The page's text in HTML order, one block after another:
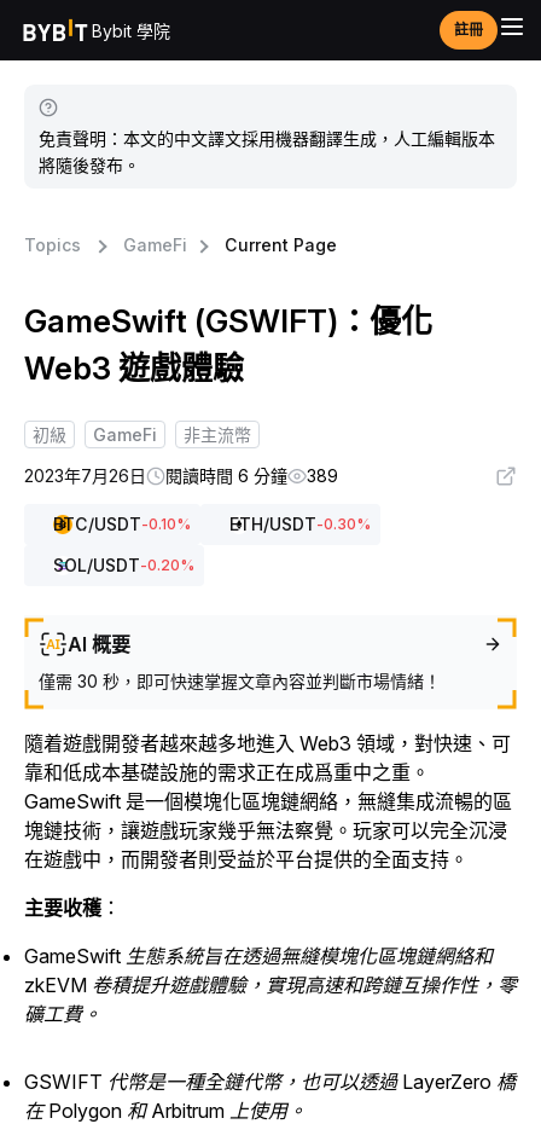
Bybit 學院 註冊
免責聲明：本文的中文譯文採用機器翻譯生成，人工編輯版本
將隨後發布。
Topics GameFi Current Page
GameSwift (GSWIFT)：優化
Web3 遊戲體驗
初級 GameFi
非主流幣
2023年7月26日
閱讀時間 6 分鐘 389
BTC/USDT-0.10% ETH/USDT-0.30%
SOL/USDT-0.20%
AI 概要
僅需 30 秒，即可快速掌握文章內容並判斷市場情緒！
隨着遊戲開發者越來越多地進入 Web3 領域，對快速、可
靠和低成本基礎設施的需求正在成爲重中之重。
GameSwift 是一個模塊化區塊鏈網絡，無縫集成流暢的區
塊鏈技術，讓遊戲玩家幾乎無法察覺。玩家可以完全沉浸
在遊戲中，而開發者則受益於平台提供的全面支持。
主要收穫 ：
GameSwift 生態系統旨在透過無縫模塊化區塊鏈網絡和
zkEVM 卷積提升遊戲體驗，實現高速和跨鏈互操作性，零
礦工費。
GSWIFT 代幣是一種全鏈代幣，也可以透過 LayerZero 橋
在 Polygon 和 Arbitrum 上使用。